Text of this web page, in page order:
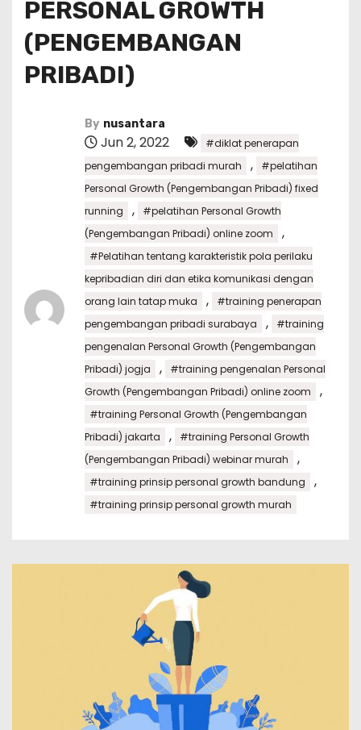
PERSONAL GROWTH
(PENGEMBANGAN
PRIBADI)
By nusantara
Jun 2, 2022
#diklat penerapan
pengembangan pribadi murah
,
#pelatihan
Personal Growth (Pengembangan Pribadi) fixed
running
,
#pelatihan Personal Growth
(Pengembangan Pribadi) online zoom
,
#Pelatihan tentang karakteristik pola perilaku
kepribadian diri dan etika komunikasi dengan
orang lain tatap muka
,
#training penerapan
pengembangan pribadi surabaya
,
#training
pengenalan Personal Growth (Pengembangan
Pribadi) jogja
,
#training pengenalan Personal
Growth (Pengembangan Pribadi) online zoom
,
#training Personal Growth (Pengembangan
Pribadi) jakarta
,
#training Personal Growth
(Pengembangan Pribadi) webinar murah
,
#training prinsip personal growth bandung ,
#training prinsip personal growth murah